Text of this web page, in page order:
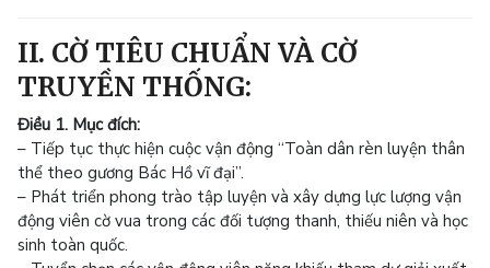
II. CỜ TIÊU CHUẨN VÀ CỜ
TRUYỀN THỐNG:
Điều 1. Mục đích:
– Tiếp tục thực hiện cuộc vận động “Toàn dân rèn luyện thân
thể theo gương Bác Hồ vĩ đại”.
– Phát triển phong trào tập luyện và xây dựng lực lượng vận
động viên cờ vua trong các đối tượng thanh, thiếu niên và học
sinh toàn quốc.